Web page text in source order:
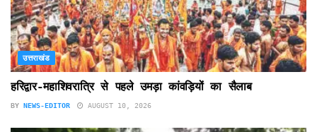
उत्तराखंड
हरिद्वार-महाशिवरात्रि से पहले उमड़ा कांवड़ियों का सैलाब
BY NEWS-EDITOR AUGUST 10, 2026